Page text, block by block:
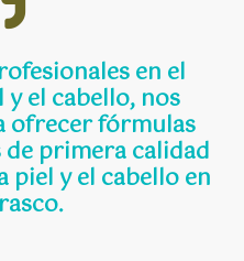
en el
el cabello, nos
ofrecer fórmulas
primera calidad
piel y el cabello en